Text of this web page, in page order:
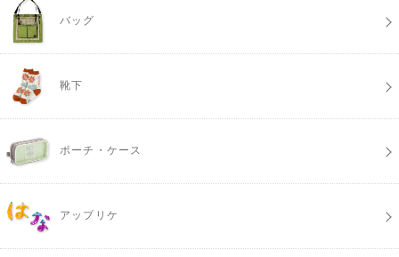
バッグ
靴下
ポーチ・ケース
アップリケ